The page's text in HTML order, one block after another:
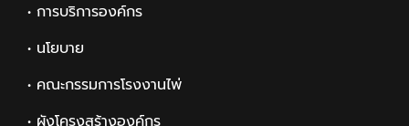
• การบริการองค์กร
• นโยบาย
• คณะกรรมการโรงงานไพ่
• ผังโครงสร้างองค์กร